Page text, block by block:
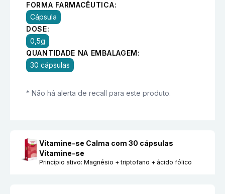
FORMA FARMACÊUTICA:
Cápsula
DOSE:
0,5g
QUANTIDADE NA EMBALAGEM:
30 cápsulas
* Não há alerta de recall para este produto.
Vitamine-se Calma com 30 cápsulas
Vitamine-se
Princípio ativo: Magnésio + triptofano + ácido fólico